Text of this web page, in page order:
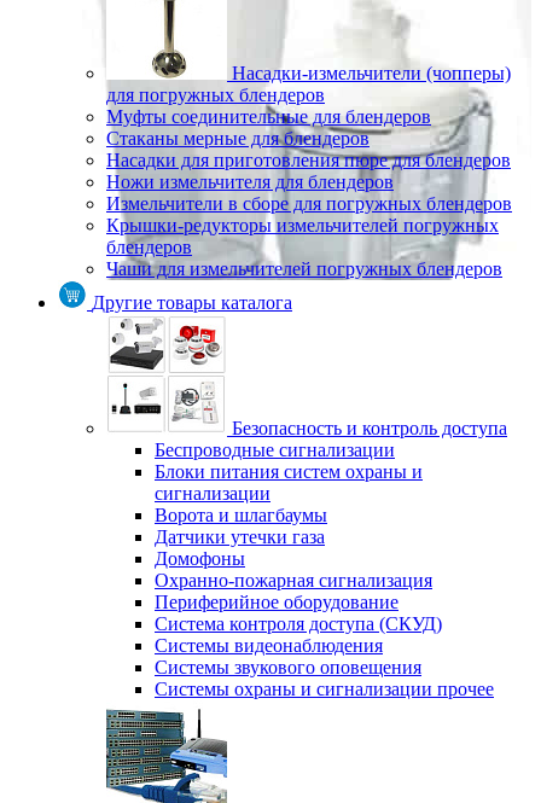
Насадки-измельчители (чопперы)
для погружных блендеров
Муфты соединительные для блендеров
Стаканы мерные для блендеров
Насадки для приготовления пюре для блендеров
Ножи измельчителя для блендеров
Измельчители в сборе для погружных блендеров
Крышки-редукторы измельчителей погружных
блендеров
Чаши для измельчителей погружных блендеров
Другие товары каталога
Безопасность и контроль доступа
Беспроводные сигнализации
Блоки питания систем охраны и
сигнализации
Ворота и шлагбаумы
Датчики утечки газа
Домофоны
Охранно-пожарная сигнализация
Периферийное оборудование
Система контроля доступа (СКУД)
Системы видеонаблюдения
Системы звукового оповещения
Системы охраны и сигнализации прочее